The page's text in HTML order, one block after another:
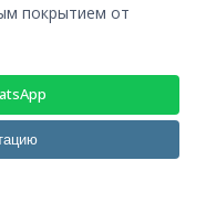
покрытием от